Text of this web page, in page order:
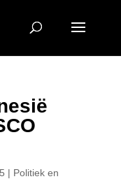
| Politiek en